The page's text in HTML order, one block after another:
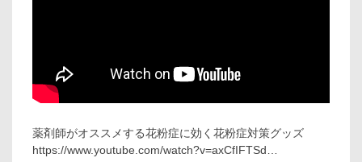
薬剤師がオススメする花粉症に効く花粉症対策グッズ
https://www.youtube.com/watch?v=axCfIFTSd…